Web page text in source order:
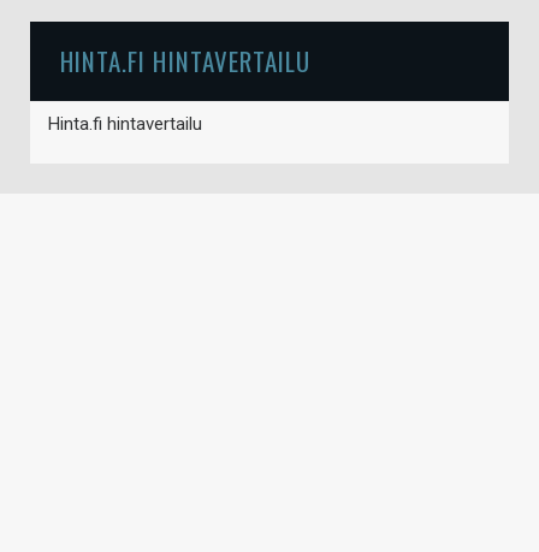
HINTA.FI HINTAVERTAILU
Hinta.fi hintavertailu